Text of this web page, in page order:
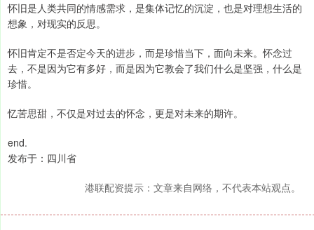
怀旧是人类共同的情感需求，是集体记忆的沉淀，也是对理想生活的
想象，对现实的反思。
怀旧肯定不是否定今天的进步，而是珍惜当下，面向未来。怀念过
去，不是因为它有多好，而是因为它教会了我们什么是坚强，什么是
珍惜。
忆苦思甜，不仅是对过去的怀念，更是对未来的期许。
end.
发布于：四川省
港联配资提示：文章来自网络，不代表本站观点。